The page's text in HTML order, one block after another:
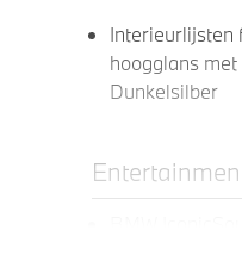
Interieurlijsten
hoogglans
Dunkelsilber